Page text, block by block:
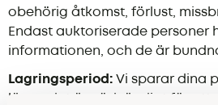
obehörig åtkomst, förlust,
Endast auktoriserade personer
informationen, och de är
Lagringsperiod: Vi sparar dina
länge det är nödvändigt för att